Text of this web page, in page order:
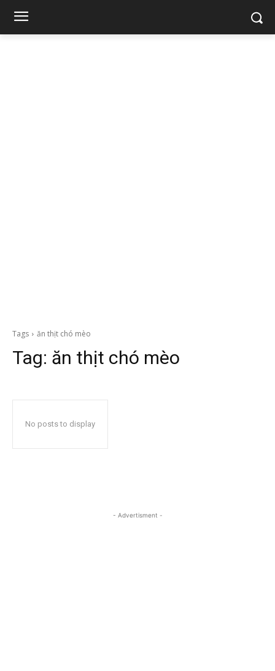
Tags ăn thịt chó mèo
Tag: ăn thịt chó mèo
No posts to display
- Advertisment -